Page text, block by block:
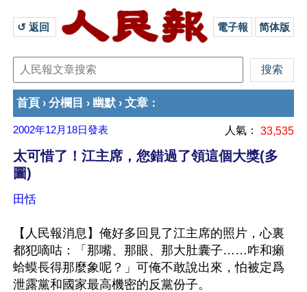
↺ 返回 電子報 简体版
首頁 › 分欄目 › 幽默 › 文章 ：
2002年12月18日發表 人氣： 33,535
太可惜了！江主席，您錯過了領這個大獎(多
圖)
田恬
【人民報消息】俺好多回見了江主席的照片，心裏
都犯嘀咕：「那嘴、那眼、那大肚囊子……咋和癩
蛤蟆長得那麼象呢？」可俺不敢說出來，怕被定爲
泄露黨和國家最高機密的反黨份子。